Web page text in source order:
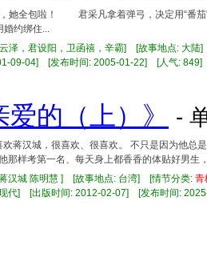
，她全包啦！ 君采凡拿着弹弓，决定用“
约绑住...
泽，君设阳，卫函禧，辛霸] [故事地点: 大
09-04] [发布时间: 2005-01-22] [人气:
的（上）》 -
欢蒋汉城，很喜欢、很喜欢。 不只是因为他
那样考第一名、每天身上都香香的体贴好男生
汉城 陈明慧 ] [故事地点: 台湾] [情节分类: 青
现代] [出版时间: 2012-02-07] [发布时间: